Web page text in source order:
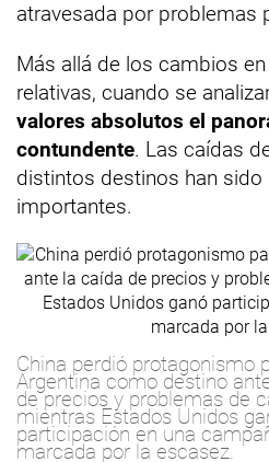
atravesada por problemas
Más allá de los cambios
relativas, cuando se
valores absolutos el
contundente. Las caídas
distintos destinos han sido
importantes.
China perdió protagonismo
Argentina como destino
de precios y problemas de
mientras Estados Unidos
participación en una
marcada por la escasez.